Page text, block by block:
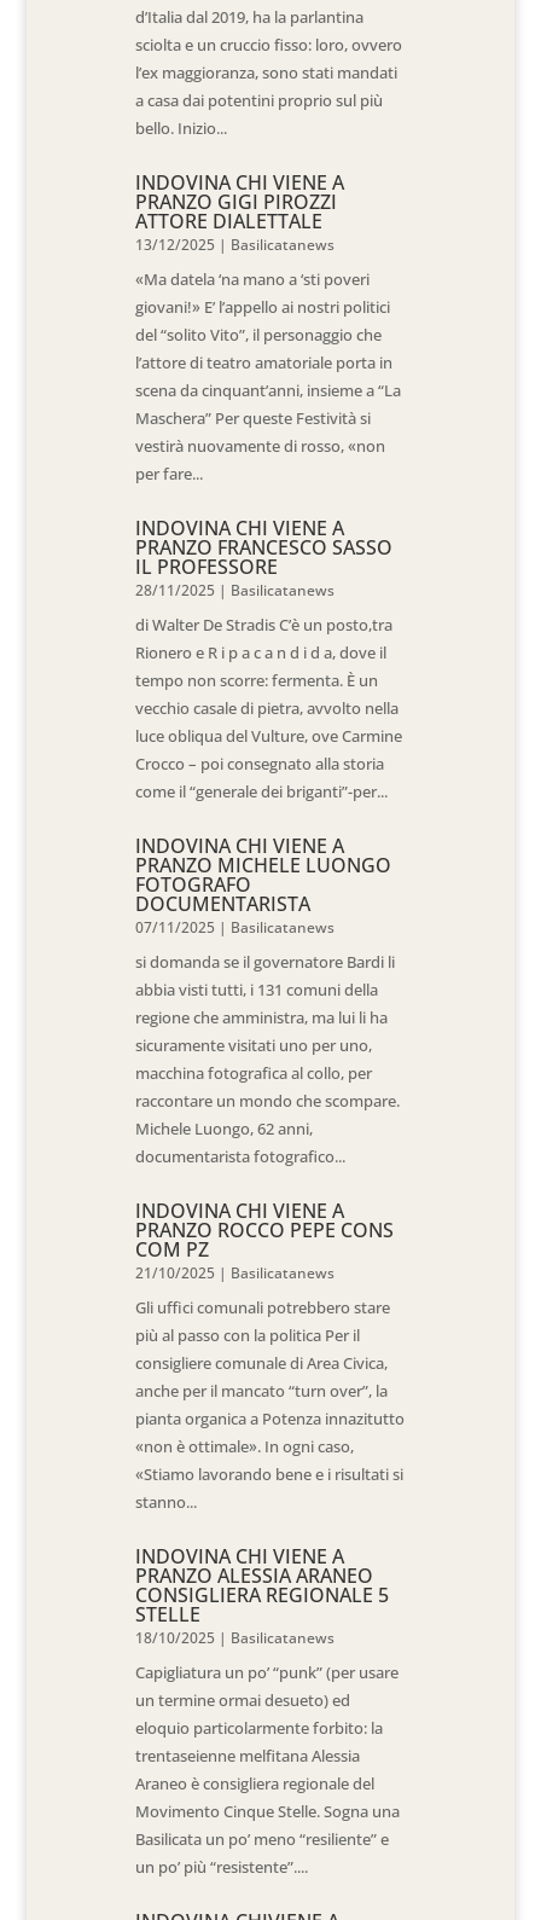
d’Italia dal 2019, ha la parlantina
sciolta e un cruccio fisso: loro, ovvero
l’ex maggioranza, sono stati mandati
a casa dai potentini proprio sul più
bello. Inizio...
INDOVINA CHI VIENE A
PRANZO GIGI PIROZZI
ATTORE DIALETTALE
13/12/2025 | Basilicatanews
«Ma datela ‘na mano a ‘sti poveri
giovani!» E’ l’appello ai nostri politici
del “solito Vito”, il personaggio che
l’attore di teatro amatoriale porta in
scena da cinquant’anni, insieme a “La
Maschera” Per queste Festività si
vestirà nuovamente di rosso, «non
per fare...
INDOVINA CHI VIENE A
PRANZO FRANCESCO SASSO
IL PROFESSORE
28/11/2025 | Basilicatanews
di Walter De Stradis C’è un posto,tra
Rionero e R i p a c a n d i d a, dove il
tempo non scorre: fermenta. È un
vecchio casale di pietra, avvolto nella
luce obliqua del Vulture, ove Carmine
Crocco – poi consegnato alla storia
come il “generale dei briganti”-per...
INDOVINA CHI VIENE A
PRANZO MICHELE LUONGO
FOTOGRAFO
DOCUMENTARISTA
07/11/2025 | Basilicatanews
si domanda se il governatore Bardi li
abbia visti tutti, i 131 comuni della
regione che amministra, ma lui li ha
sicuramente visitati uno per uno,
macchina fotografica al collo, per
raccontare un mondo che scompare.
Michele Luongo, 62 anni,
documentarista fotografico...
INDOVINA CHI VIENE A
PRANZO ROCCO PEPE CONS
COM PZ
21/10/2025 | Basilicatanews
Gli uffici comunali potrebbero stare
più al passo con la politica Per il
consigliere comunale di Area Civica,
anche per il mancato “turn over”, la
pianta organica a Potenza innazitutto
«non è ottimale». In ogni caso,
«Stiamo lavorando bene e i risultati si
stanno...
INDOVINA CHI VIENE A
PRANZO ALESSIA ARANEO
CONSIGLIERA REGIONALE 5
STELLE
18/10/2025 | Basilicatanews
Capigliatura un po’ “punk” (per usare
un termine ormai desueto) ed
eloquio particolarmente forbito: la
trentaseienne melfitana Alessia
Araneo è consigliera regionale del
Movimento Cinque Stelle. Sogna una
Basilicata un po’ meno “resiliente” e
un po’ più “resistente”....